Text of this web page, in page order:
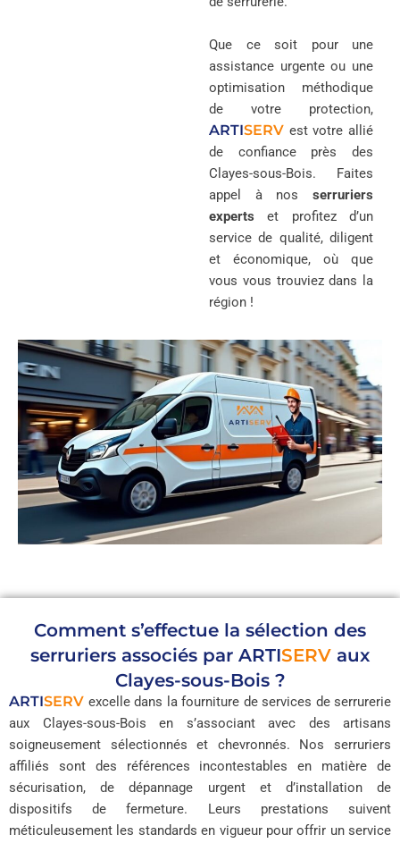
Que ce soit pour une
assistance urgente ou une
optimisation méthodique
de votre protection,
ARTISERV est votre allié
de confiance près des
Clayes-sous-Bois. Faites
appel à nos serruriers
experts et profitez d’un
service de qualité, diligent
et économique, où que
vous vous trouviez dans la
région !
Comment s’effectue la sélection des
serruriers associés par ARTISERV aux
Clayes-sous-Bois ?
ARTISERV excelle dans la fourniture de services de serrurerie
aux Clayes-sous-Bois en s’associant avec des artisans
soigneusement sélectionnés et chevronnés. Nos serruriers
affiliés sont des références incontestables en matière de
sécurisation, de dépannage urgent et d’installation de
dispositifs de fermeture. Leurs prestations suivent
méticuleusement les standards en vigueur pour offrir un service